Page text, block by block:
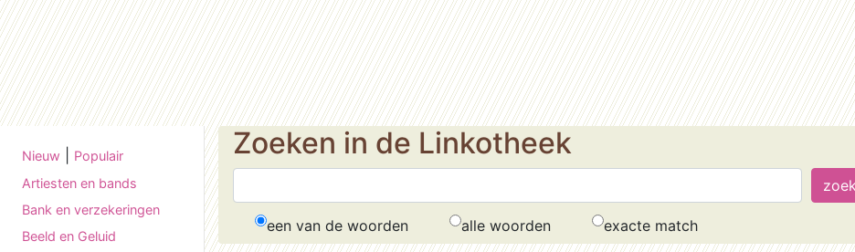
Nieuw
Populair
Artiesten en bands
Bank en verzekeringen
Beeld en Geluid
Zoeken in de Linkotheek
een van de woorden alle woorden exacte match